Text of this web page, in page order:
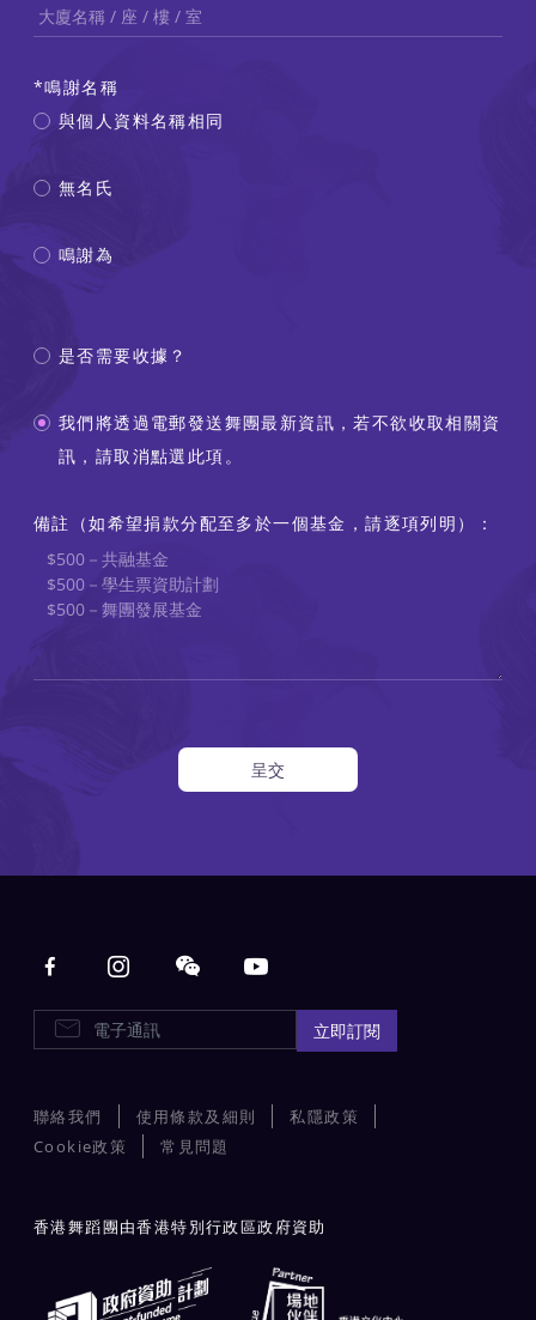
詳細地址2（屋苑／街道名稱）
鳴謝名稱
與個人資料名稱相同
無名氏
鳴謝為
是否需要收據？
我們將透過電郵發送舞團最新資訊，若不欲收取相關資
訊，請取消點選此項。
備註（如希望捐款分配至多於一個基金，請逐項列明）：
呈交
Main navigation
E-Newsletters 立即訂閱
聯絡我們 使用條款及細則
私隱政策
Cookie政策
常見問題
香港舞蹈團由香港特別行政區政府資助